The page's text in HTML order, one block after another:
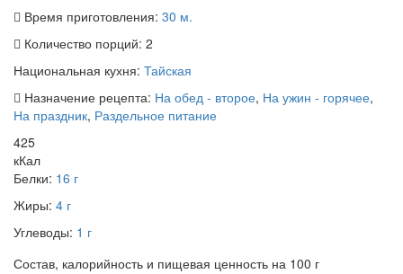
Время приготовления: 30 м.
Количество порций: 2
Национальная кухня: Тайская
Назначение рецепта: На обед - второе, На ужин - горячее,
На праздник, Раздельное питание
425
кКал
Белки: 16 г
Жиры: 4 г
Углеводы: 1 г
Состав, калорийность и пищевая ценность на 100 г